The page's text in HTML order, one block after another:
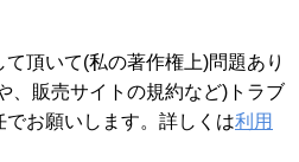
て頂いて(私の著作権上)問題あり
、販売サイトの規約など)トラブ
お願いします。詳しくは利用